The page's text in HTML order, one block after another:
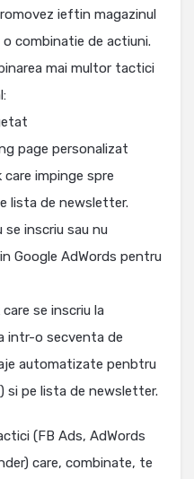
ieftin magazinul
combinatie de actiuni.
mai multor tactici
page personalizat
impinge spre
lista de newsletter.
inscriu sau nu
Google AdWords pentru
se inscriu la
intr-o secventa de
automatizate penbtru
si pe lista de newsletter.
(FB Ads, AdWords
care, combinate, te